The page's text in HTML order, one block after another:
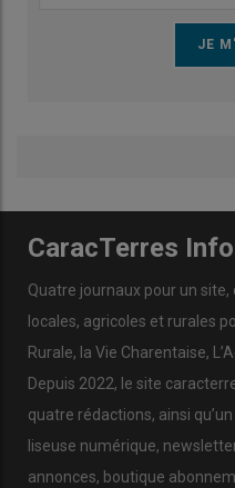
CaracTerres
Quatre journaux pour un site,
locales, agricoles et rurales
Rurale, la Vie Charentaise,
Depuis 2022, le site
quatre rédactions, ainsi
liseuse numérique,
annonces, boutique